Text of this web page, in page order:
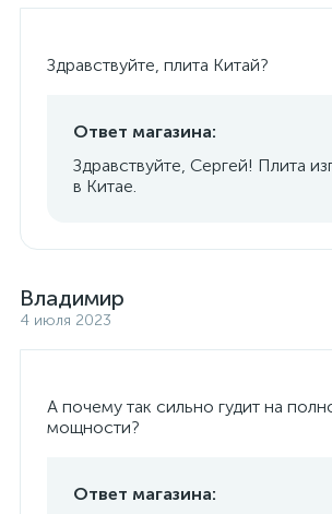
Здравствуйте, плита Китай?
Ответ магазина:
Здравствуйте, Сергей! Плита
в Китае.
Владимир
4 июля 2023
А почему так сильно гудит на
мощности?
Ответ магазина: